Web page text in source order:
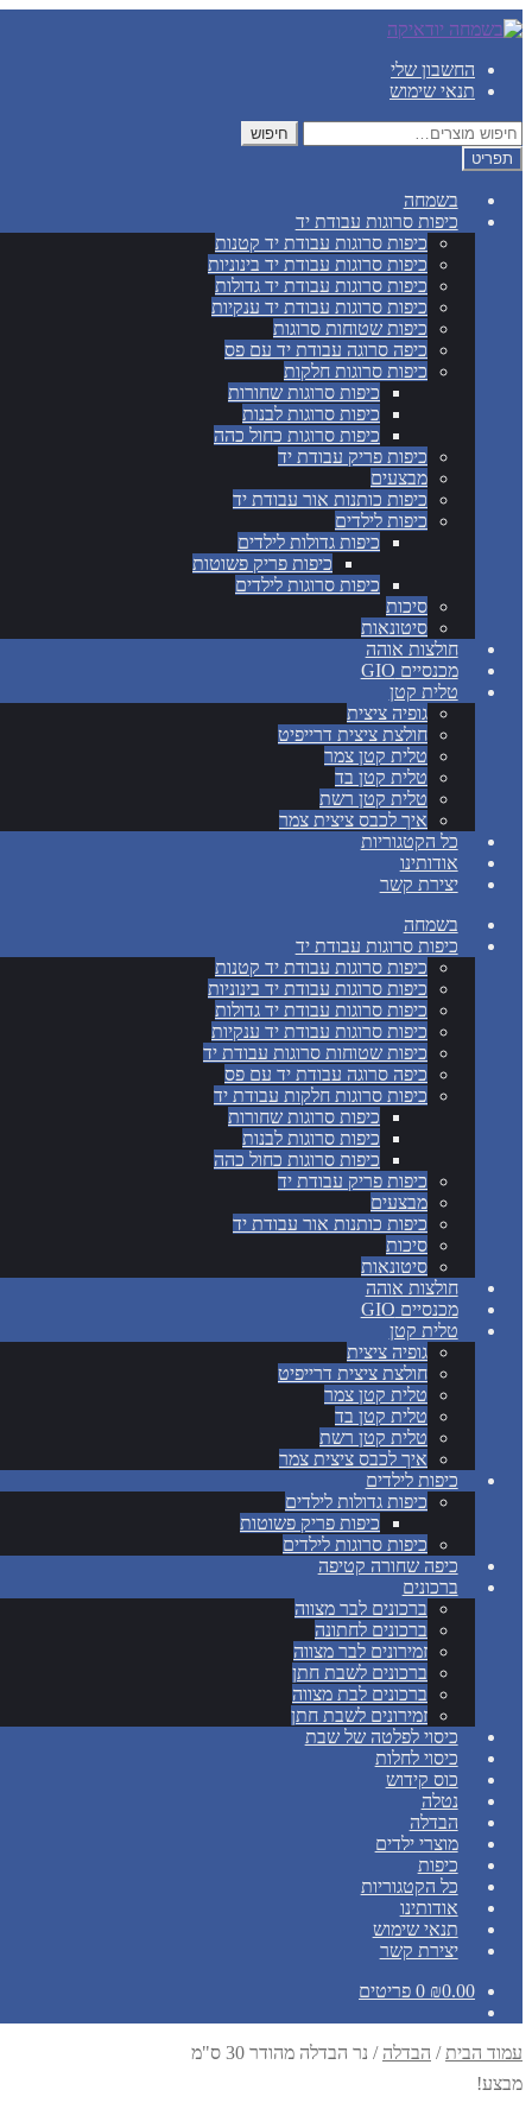
דלג
לדלג
החשבון שלי
תנאי שימוש
חיפוש
עבור:
חיפוש
תפריט
בשמחה
כיפות סרוגות עבודת יד
כיפות סרוגות עבודת יד קטנות
כיפות סרוגות עבודת יד בינוניות
כיפות סרוגות עבודת יד גדולות
כיפות סרוגות עבודת יד ענקיות
כיפות שטוחות סרוגות
כיפה סרוגה עבודת יד עם פס
כיפות סרוגות חלקות
כיפות סרוגות שחורות
כיפות סרוגות לבנות
כיפות סרוגות כחול כהה
כיפות פריק עבודת יד
מבצעים
כיפות כותנות אור עבודת יד
כיפות לילדים
כיפות גדולות לילדים
כיפות פריק פשוטות
כיפות סרוגות לילדים
סיכות
סיטונאות
חולצות אוהה
מכנסיים GIO
טלית קטן
גופיה ציצית
חולצת ציצית דרייפיט
טלית קטן צמר
טלית קטן בד
טלית קטן רשת
איך לכבס ציצית צמר
כל הקטגוריות
אודותינו
יצירת קשר
בשמחה
כיפות סרוגות עבודת יד
כיפות סרוגות עבודת יד קטנות
כיפות סרוגות עבודת יד בינוניות
כיפות סרוגות עבודת יד גדולות
כיפות סרוגות עבודת יד ענקיות
כיפות שטוחות סרוגות עבודת יד
כיפה סרוגה עבודת יד עם פס
כיפות סרוגות חלקות עבודת יד
כיפות סרוגות שחורות
כיפות סרוגות לבנות
כיפות סרוגות כחול כהה
כיפות פריק עבודת יד
מבצעים
כיפות כותנות אור עבודת יד
סיכות
סיטונאות
חולצות אוהה
מכנסיים GIO
טלית קטן
גופיה ציצית
חולצת ציצית דרייפיט
טלית קטן צמר
טלית קטן בד
טלית קטן רשת
איך לכבס ציצית צמר
כיפות לילדים
כיפות גדולות לילדים
כיפות פריק פשוטות
כיפות סרוגות לילדים
כיפה שחורה קטיפה
ברכונים
ברכונים לבר מצווה
ברכונים לחתונה
זמירונים לבר מצווה
ברכונים לשבת חתן
ברכונים לבת מצווה
זמירונים לשבת חתן
כיסוי לפלטה של שבת
כיסוי לחלות
כוס קידוש
נטלה
הבדלה
מוצרי ילדים
כיפות
כל הקטגוריות
אודותינו
תנאי שימוש
יצירת קשר
₪0.00 0 פריטים
עמוד הבית / הבדלה / נר הבדלה מהודר 30 ס"מ
מבצע!